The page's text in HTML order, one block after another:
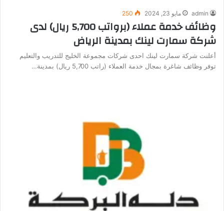
admin مايو 23, 2024 250
وظائف خدمة عملاء (برواتب 5,700 ريال) لدى
شركة سمارت لينك بمدينة الرياض
أعلنت شركة سمارت لينك احدى شركات مجموعة الخليج للتدريب والتعليم
توفر وظائف شاغرة بمجال خدمة العملاء (راتب 5,700 ريال) بمدينة…